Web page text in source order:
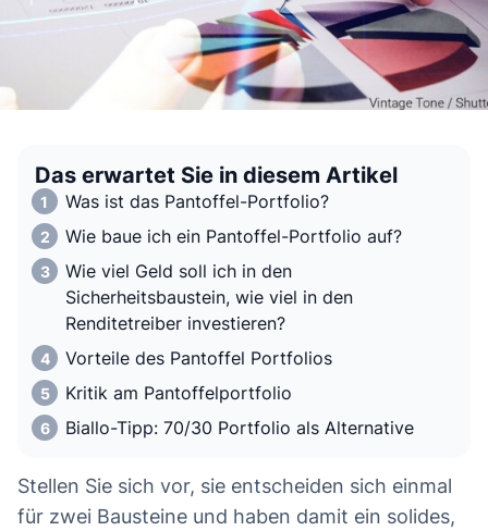
Das erwartet Sie in diesem Artikel
Was ist das Pantoffel-Portfolio?
Wie baue ich ein Pantoffel-Portfolio auf?
Wie viel Geld soll ich in den
Sicherheitsbaustein, wie viel in den
Renditetreiber investieren?
Vorteile des Pantoffel Portfolios
Kritik am Pantoffelportfolio
Biallo-Tipp: 70/30 Portfolio als Alternative
Stellen Sie sich vor, sie entscheiden sich einmal
für zwei Bausteine und haben damit ein solides,